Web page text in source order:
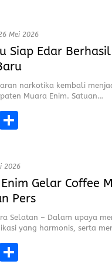
a
re
Mei 2026
Siap Edar
narkotika kembali
Muara Enim. Satuan…
E
ai
re
2026
Gelar Coffee
Pers
Selatan – Dalam upaya
yang harmonis, serta
E